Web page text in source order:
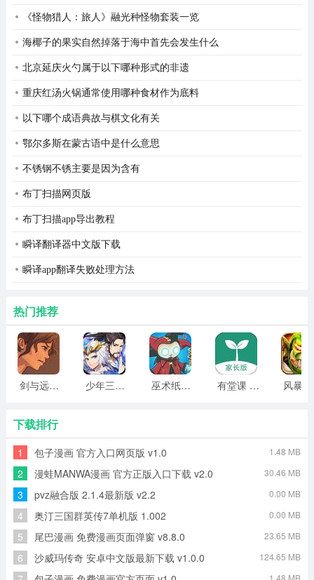
1、在当前页面下载和平密钥透官方版安装包。
2、下载完成后，在手机通知栏或文件管理器中找到安装包
3、打开下载的APK文件，点击安装，点击确认，等待安装
4、安装成功后，点击“打开”或到桌面找到APP图标。
和平密钥透官方版亮点
1、和平密钥透为玩家提供更多的游戏辅助，帮助他们赢得
更多的战斗。
2、让玩家在游戏中看到敌人的位置和动向，给他们提供了
力。
4、如果在使用过程中遇到任何问题或困惑，可以及时联系
客服人员寻求帮助。
和平密钥透官方版更新日志
1、BUG修复。
《怪物猎人：旅人》融光种怪物套装一览
海椰子的果实自然掉落于海中首先会发生什么
北京延庆火勺属于以下哪种形式的非遗
重庆红汤火锅通常使用哪种食材作为底料
以下哪个成语典故与棋文化有关
鄂尔多斯在蒙古语中是什么意思
不锈钢不锈主要是因为含有
布丁扫描网页版
布丁扫描app导出教程
瞬译翻译器中文版下载
瞬译app翻译失败处理方法
热门推荐
剑与远行人全角色版 vv1.14 少年三国志2无限元宝版最新版 vv5.3.9 巫术纸牌游戏 vv1.1.14 有堂课 v1.2.2
下载排行
1 包子漫画 官方入口网页版 v1.0 1.48 MB
2 漫蛙MANWA漫画 官方正版入口下载 v2.0 30.46 MB
3 pvz融合版 2.1.4最新版 v2.2 0.00 MB
4 奥汀三国群英传7单机版 1.002 0.00 MB
5 尾巴漫画 免费漫画页面弹窗 v8.8.0 23.65 MB
6 沙威玛传奇 安卓中文版最新下载 v1.0.0 124.65 MB
1.48 MB